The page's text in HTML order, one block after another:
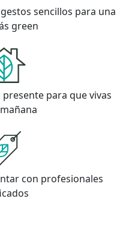
sencillos para una
green
para que vivas
con profesionales